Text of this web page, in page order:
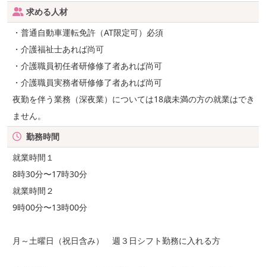
求める人材
・普通自動車運転免許（AT限定可）必須
・介護福祉士あれば尚可
・介護職員初任者研修修了者あれば尚可
・介護職員実務者研修修了者あれば尚可
夜勤を伴う業務（深夜業）については18歳未満の方の就業はでき
ません。
勤務時間
就業時間１
8時30分〜17時30分
就業時間２
9時00分〜13時00分
月～土曜日（祝日含み） 週３日シフト勤務に入れる方